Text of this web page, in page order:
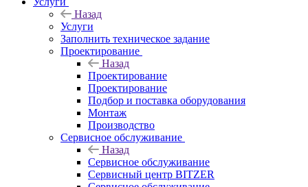
Назад
Услуги
Заполнить техническое задание
Проектирование
Назад
Проектирование
Проектирование
Подбор и поставка оборудования
Монтаж
Производство
Сервисное обслуживание
Назад
Сервисное обслуживание
Сервисный центр BITZER